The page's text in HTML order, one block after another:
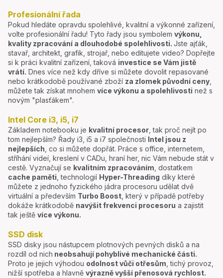
Profesionální řada
Pokud hledáte opravdu spolehlivé, kvalitní a výkonné zařízení,
volte profesionální řadu! Tyto řady jsou symbolem výkonu,
kvality zpracování a dlouhodobé spolehlivosti. Jste ajťák,
stavař, architekt, grafik, strojař, nebo editujete video? Dopřejte
si k práci kvalitní zařízení, taková investice se Vám jistě
vrátí. Dnes více než kdy dříve si můžete dovolit repasované
nebo krátkodobě používané zboží za zlomek původní ceny,
můžete tak získat mnohem více výkonu a spolehlivosti než s
novým "plasťákem".
Intel Core i3, i5, i7
Základem notebooku je kvalitní procesor, tak proč nejít po
tom nejlepším? Řady i3, i5 a i7 společnosti Intel jsou z
nejlepších, co si můžete dopřát. Práce s office, internetem,
stříhání videí, kreslení v CADu, hraní her, nic Vám nebude stát v
cestě. Vyznačují se kvalitním zpracováním, dostatkem
cache paměti, technologií Hyper-Threading díky které
můžete z jednoho fyzického jádra procesoru udělat dvě
virtuální a především Turbo Boost, který v případě potřeby
dokáže krátkodobě navýšit frekvenci procesoru a zajistit
tak ještě více výkonu.
SSD disk
SSD disky jsou nástupcem plotnových pevných disků a na
rozdíl od nich neobsahují pohyblivé mechanické části.
Proto je jejich výhodou odolnost vůči otřesům, tichý provoz,
nižší spotřeba a hlavně výrazně vyšší přenosová rychlost.